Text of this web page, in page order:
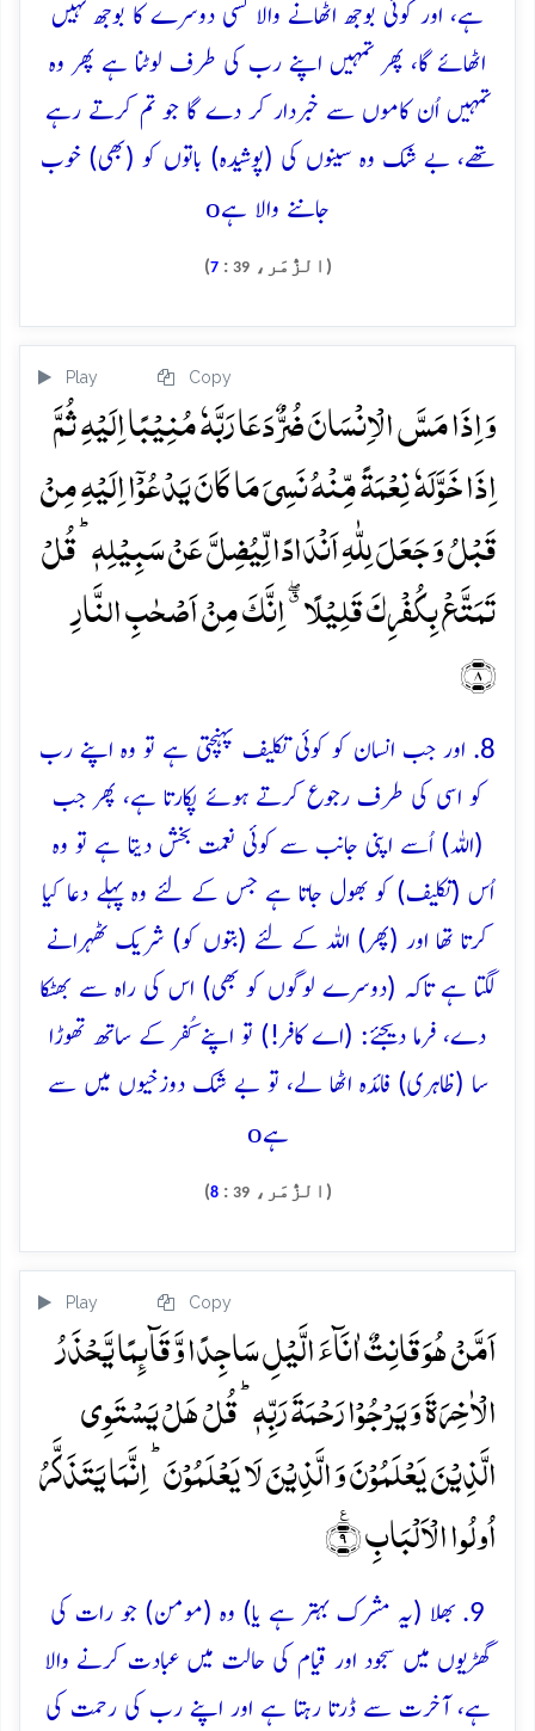
ہے، اور کوئی بوجھ اٹھانے والا کسی دوسرے کا بوجھ نہیں
اٹھائے گا، پھر تمہیں اپنے رب کی طرف لوٹنا ہے پھر وہ
تمہیں اُن کاموں سے خبردار کر دے گا جو تم کرتے رہے
تھے، بے شک وہ سینوں کی (پوشیدہ) باتوں کو (بھی) خوب
جاننے والا ہےo
(الزُّمَر،39
:
7
)
Play Copy
وَ اِذَا مَسَّ الۡاِنۡسَانَ ضُرٌّ دَعَا رَبَّہٗ مُنِیۡبًا اِلَیۡہِ ثُمَّ
اِذَا خَوَّلَہٗ نِعۡمَۃً مِّنۡہُ نَسِیَ مَا کَانَ یَدۡعُوۡۤا اِلَیۡہِ مِنۡ
قَبۡلُ وَ جَعَلَ لِلّٰہِ اَنۡدَادًا لِّیُضِلَّ عَنۡ سَبِیۡلِہٖ ؕ قُلۡ
تَمَتَّعۡ بِکُفۡرِکَ قَلِیۡلًا ٭ۖ اِنَّکَ مِنۡ اَصۡحٰبِ النَّارِ
﴿۸﴾
8. اور جب انسان کو کوئی تکلیف پہنچتی ہے تو وہ اپنے رب
کو اسی کی طرف رجوع کرتے ہوئے پکارتا ہے، پھر جب
(اللہ) اُسے اپنی جانب سے کوئی نعمت بخش دیتا ہے تو وہ
اُس (تکلیف) کو بھول جاتا ہے جس کے لئے وہ پہلے دعا کیا
کرتا تھا اور (پھر) اللہ کے لئے (بتوں کو) شریک ٹھہرانے
لگتا ہے تاکہ (دوسرے لوگوں کو بھی) اس کی راہ سے بھٹکا
دے، فرما دیجئے: (اے کافر!) تو اپنے کُفر کے ساتھ تھوڑا
سا (ظاہری) فائدہ اٹھا لے، تو بے شک دوزخیوں میں سے
ہےo
(الزُّمَر،39
:
8
)
Play Copy
اَمَّنۡ ہُوَ قَانِتٌ اٰنَآءَ الَّیۡلِ سَاجِدًا وَّ قَآئِمًا یَّحۡذَرُ
الۡاٰخِرَۃَ وَ یَرۡجُوۡا رَحۡمَۃَ رَبِّہٖ ؕ قُلۡ ہَلۡ یَسۡتَوِی
الَّذِیۡنَ یَعۡلَمُوۡنَ وَ الَّذِیۡنَ لَا یَعۡلَمُوۡنَ ؕ اِنَّمَا یَتَذَکَّرُ
اُولُوا الۡاَلۡبَابِ ٪﴿۹﴾
9. بھلا (یہ مشرک بہتر ہے یا) وہ (مومن) جو رات کی
گھڑیوں میں سجود اور قیام کی حالت میں عبادت کرنے والا
ہے، آخرت سے ڈرتا رہتا ہے اور اپنے رب کی رحمت کی